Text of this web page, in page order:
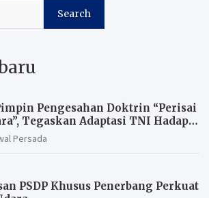
Search
Pengesahan Doktrin “Perisai
Tegaskan Adaptasi TNI Hadapi
Persada
PSDP Khusus Penerbang Perkuat